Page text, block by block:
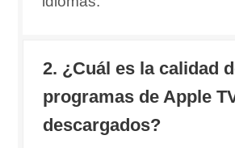
2. ¿Cuál es la calidad
programas de Apple
descargados?